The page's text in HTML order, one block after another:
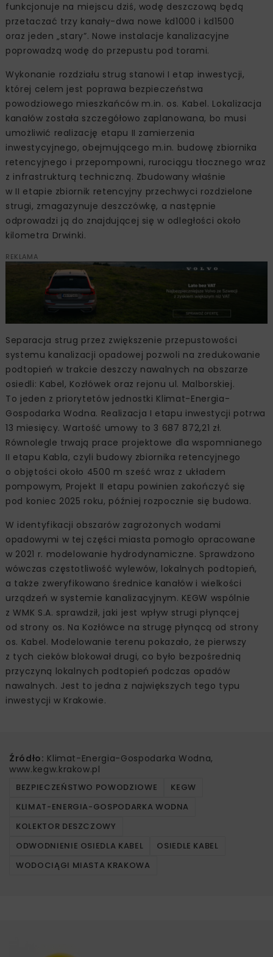
funkcjonuje na miejscu dziś, wodę deszczową będą
przetaczać trzy kanały-dwa nowe kd1000 i kd1500
oraz jeden „stary”. Nowe instalacje kanalizacyjne
poprowadzą wodę do przepustu pod torami.
Wykonanie rozdziału strug stanowi I etap inwestycji,
której celem jest poprawa bezpieczeństwa
powodziowego mieszkańców m.in. os. Kabel. Lokalizacja
kanałów została szczegółowo zaplanowana, bo musi
umożliwić realizację etapu II zamierzenia
inwestycyjnego, obejmującego m.in. budowę zbiornika
retencyjnego i przepompowni, rurociągu tłocznego wraz
z infrastrukturą techniczną. Zbudowany właśnie
w II etapie zbiornik retencyjny przechwyci rozdzielone
strugi, zmagazynuje deszczówkę, a następnie
odprowadzi ją do znajdującej się w odległości około
kilometra Drwinki.
REKLAMA
Separacja strug przez zwiększenie przepustowości
systemu kanalizacji opadowej pozwoli na zredukowanie
podtopień w trakcie deszczy nawalnych na obszarze
osiedli: Kabel, Kozłówek oraz rejonu ul. Malborskiej.
To jeden z priorytetów jednostki Klimat-Energia-
Gospodarka Wodna. Realizacja I etapu inwestycji potrwa
13 miesięcy. Wartość umowy to 3 687 872,21 zł.
Równolegle trwają prace projektowe dla wspomnianego
II etapu Kabla, czyli budowy zbiornika retencyjnego
o objętości około 4500 m sześć wraz z układem
pompowym, Projekt II etapu powinien zakończyć się
pod koniec 2025 roku, później rozpocznie się budowa.
W identyfikacji obszarów zagrożonych wodami
opadowymi w tej części miasta pomogło opracowane
w 2021 r. modelowanie hydrodynamiczne. Sprawdzono
wówczas częstotliwość wylewów, lokalnych podtopień,
a także zweryfikowano średnice kanałów i wielkości
urządzeń w systemie kanalizacyjnym. KEGW wspólnie
z WMK S.A. sprawdził, jaki jest wpływ strugi płynącej
od strony os. Na Kozłówce na strugę płynącą od strony
os. Kabel. Modelowanie terenu pokazało, że pierwszy
z tych cieków blokował drugi, co było bezpośrednią
przyczyną lokalnych podtopień podczas opadów
nawalnych. Jest to jedna z największych tego typu
inwestycji w Krakowie.
Źródło: Klimat-Energia-Gospodarka Wodna,
www.kegw.krakow.pl
BEZPIECZEŃSTWO POWODZIOWE
KEGW
KLIMAT-ENERGIA-GOSPODARKA WODNA
KOLEKTOR DESZCZOWY
ODWODNIENIE OSIEDLA KABEL
OSIEDLE KABEL
WODOCIĄGI MIASTA KRAKOWA